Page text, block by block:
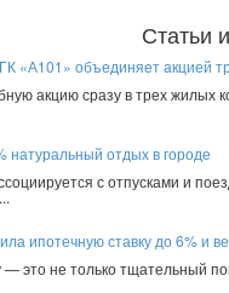
Статьи
«А101» объединяет акцией
акцию сразу в трех
натуральный отдых в городе
с отпусками и
ипотечную ставку до 6% и
— это не только тщательный